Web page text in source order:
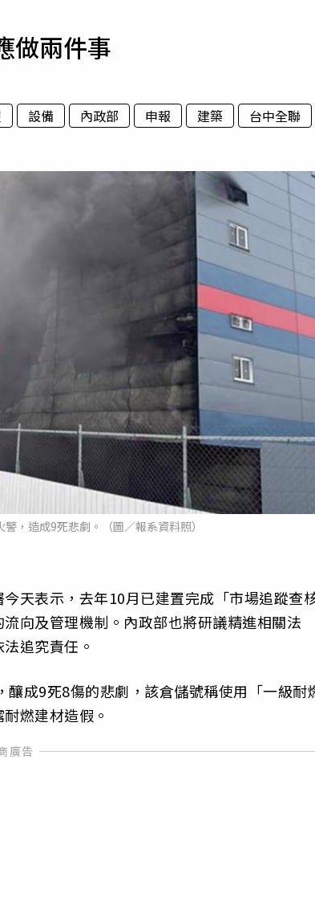
運勢
梅酒
做兩件事
設備 內政部 申報 建築
台中全聯
，造成9死悲劇。（圖／報系資料照）
天表示，去年10月已建置完成「市場追蹤查
向及管理機制。內政部也將研議精進相關法
追究責任。
成9死8傷的悲劇，該倉儲號稱使用「一級耐
燃建材造假。